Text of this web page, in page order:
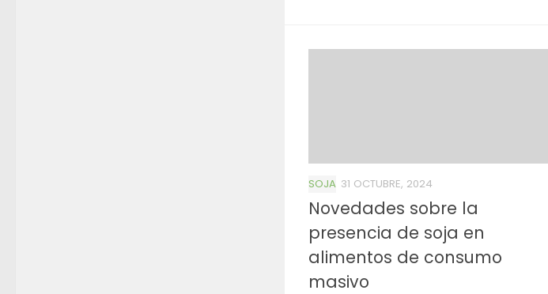
SOJA 31 OCTUBRE, 2024
Novedades sobre la
presencia de soja en
alimentos de consumo
masivo